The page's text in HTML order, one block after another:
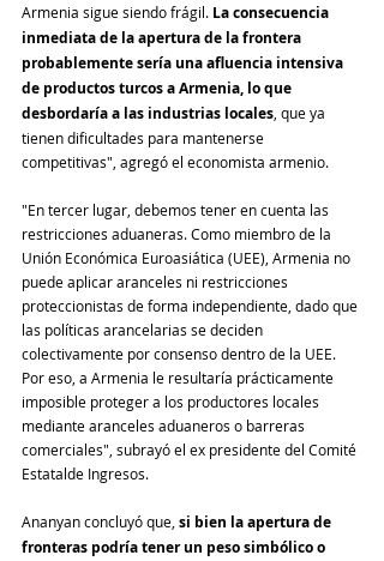
Armenia sigue siendo frágil. La consecuencia
inmediata de la apertura de la frontera
probablemente sería una afluencia intensiva
de productos turcos a Armenia, lo que
desbordaría a las industrias locales, que ya
tienen dificultades para mantenerse
competitivas", agregó el economista armenio.
"En tercer lugar, debemos tener en cuenta las
restricciones aduaneras. Como miembro de la
Unión Económica Euroasiática (UEE), Armenia no
puede aplicar aranceles ni restricciones
proteccionistas de forma independiente, dado que
las políticas arancelarias se deciden
colectivamente por consenso dentro de la UEE.
Por eso, a Armenia le resultaría prácticamente
imposible proteger a los productores locales
mediante aranceles aduaneros o barreras
comerciales", subrayó el ex presidente del Comité
Estatalde Ingresos.
Ananyan concluyó que, si bien la apertura de
fronteras podría tener un peso simbólico o